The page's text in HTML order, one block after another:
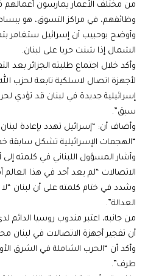
من مختلف الأعمار يمارسون أعمالهم
وظائفهم، في مراكز التسوق، هو
وأوضح بوحبيب أن إسرائيل ستغامر
الشمال إذا شنت حربا على لبنان.
وأكد خلال اجتماع طلبته الجزائر بعد
لأجهزة اتصال لاسلكية تابعة لحزب
إسرائيلية جديدة في لبنان قد تؤدي
سبق”.
وأضاف أن: “إسرائيل تهدد بإعادة
“الهجمات الإسرائيلية تشكل سابقة
وأشار المسؤول اللبناني في كلمته
الاتصالات “لم يعد أحد في هذا العالم
وشدد في ختام كلمته على أن لبنان
العدالة”.
من جانبه، اعتبر مندوب روسيا الدائم
أن تفجير أجهزة الاتصالات في لبنان
وأكد أن “الحرب الشاملة في الشرق
طرف”.